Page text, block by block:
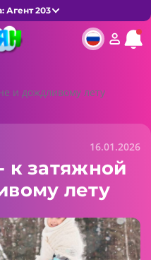
Агент 203
и дождливому лету
16.01.2026
к затяжной
лету